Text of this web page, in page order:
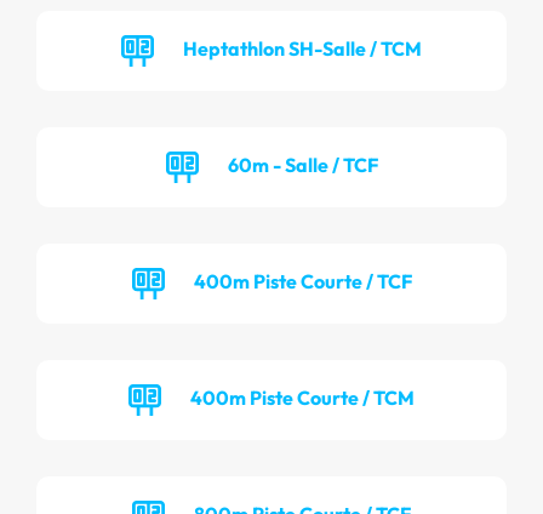
Heptathlon SH-Salle / TCM
60m - Salle / TCF
400m Piste Courte / TCF
400m Piste Courte / TCM